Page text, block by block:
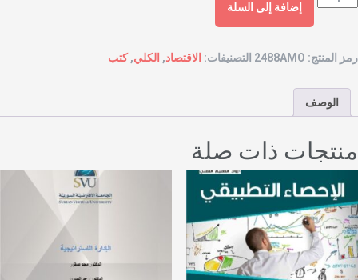
إضافة إلى السلة
المنتج: 2488AMO التصنيفات: الاقتصاد, الكلي,كتب
الوصف
ذات صلة